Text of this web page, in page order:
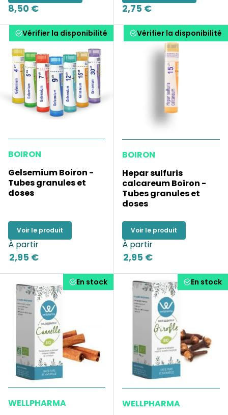
8,50 € 2,75 €
Vérifier la disponibilité
BOIRON
Gelsemium Boiron -
Tubes granules et
doses
Voir le produit
À partir
2,95 €
Vérifier la disponibilité
BOIRON
Hepar sulfuris
calcareum Boiron -
Tubes granules et
doses
Voir le produit
À partir
2,95 €
En stock
WELLPHARMA
En stock
WELLPHARMA